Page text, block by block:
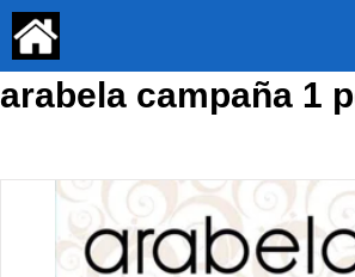
Saltar
contenido
arabela campaña 1